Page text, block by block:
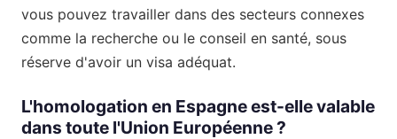
vous pouvez travailler dans des secteurs connexes
comme la recherche ou le conseil en santé, sous
réserve d'avoir un visa adéquat.
L'homologation en Espagne est-elle valable
dans toute l'Union Européenne ?